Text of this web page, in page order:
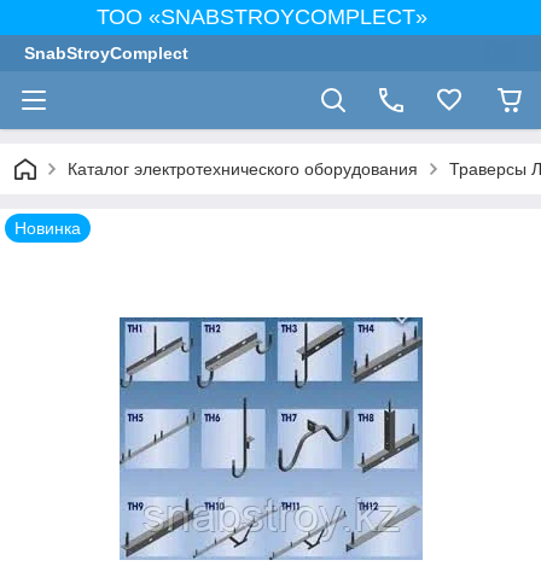
ТОО «SNABSTROYCOMPLECT»
SnabStroyComplect
Каталог электротехнического оборудования Траверсы
Новинка